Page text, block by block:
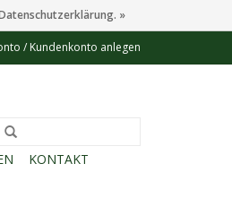
/ Kundenkonto anlegen
KONTAKT
»